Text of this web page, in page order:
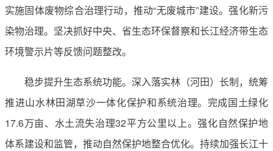
实施固体废物综合治理行动，推动“无废城市”建设。强化新污
染物治理。坚决抓好中央、省生态环保督察和长江经济带生态
环境警示片等反馈问题整改。
稳步提升生态系统功能。深入落实林（河田）长制，统筹
推进山水林田湖草沙一体化保护和系统治理。完成国土绿化
17.6万亩、水土流失治理32平方公里以上。强化自然保护地
体系建设和监管，推动自然保护地整合优化。持续加强长江十